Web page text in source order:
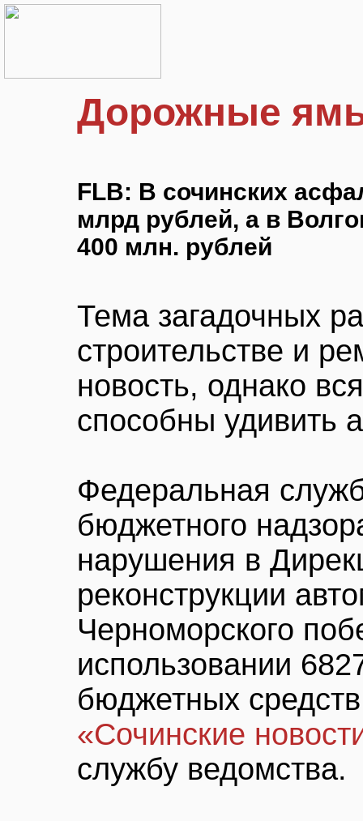
Дорожные
FLB: В сочинских
млрд рублей, а в
400 млн. рублей
Тема загадочных
строительстве и
новость, однако
способны удивить
Федеральная
бюджетного
нарушения в
реконструкции
Черноморского
использовании
бюджетных
«Сочинские
службу ведомства.